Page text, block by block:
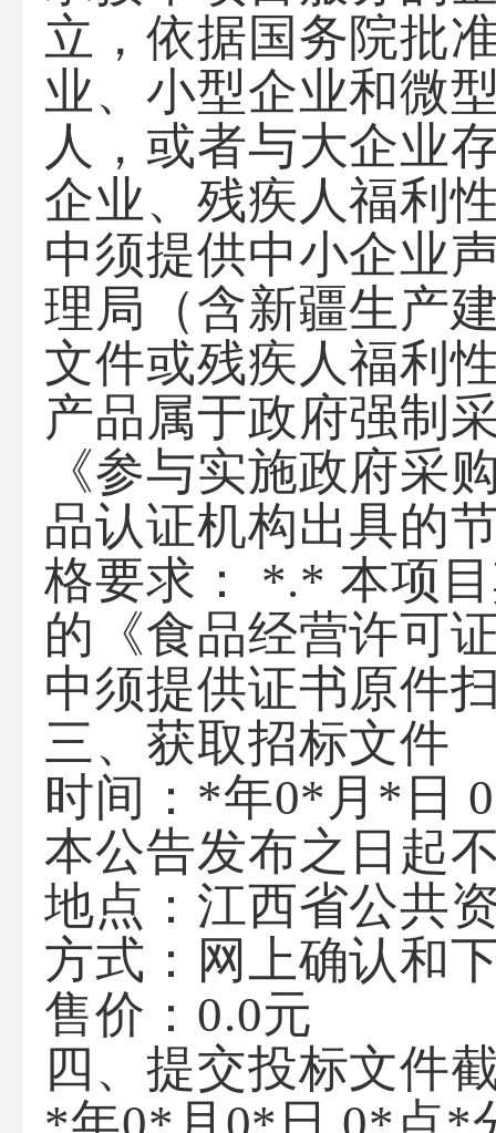
立，依据国务院批
业、小型企业和微
人，或者与大企业
企业、残疾人福利
中须提供中小企业
理局（含新疆生产
文件或残疾人福利
产品属于政府强制
《参与实施政府采
品认证机构出具的
格要求： *.* 本项
的《食品经营许可
中须提供证书原件
三、获取招标文件
时间：*年0*月*日
本公告发布之日起
地点：江西省公共
方式：网上确认和
售价：0.0元
四、提交投标文件